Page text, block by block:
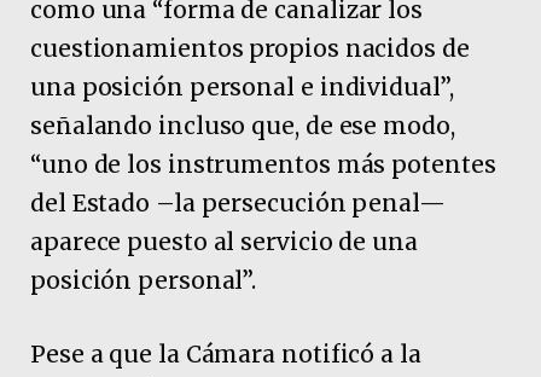
como una “forma de canalizar los
cuestionamientos propios nacidos de
una posición personal e individual”,
señalando incluso que, de ese modo,
“uno de los instrumentos más potentes
del Estado –la persecución penal—
aparece puesto al servicio de una
posición personal”.
Pese a que la Cámara notificó a la